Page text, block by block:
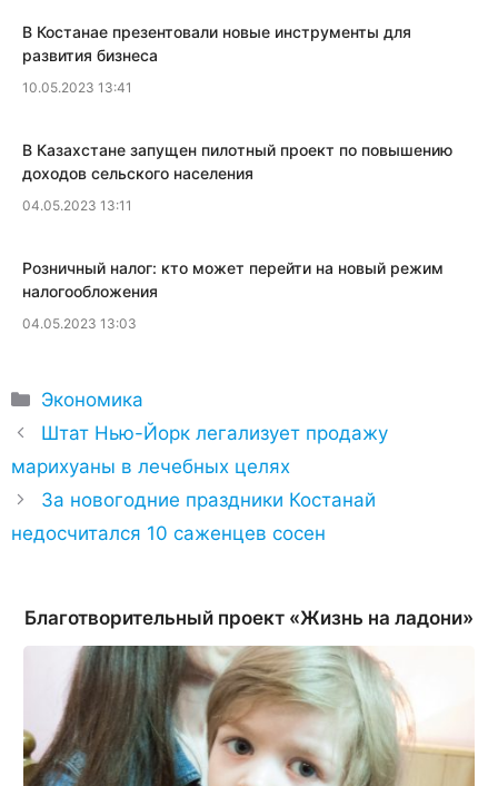
​В Костанае презентовали новые инструменты для
развития бизнеса
10.05.2023 13:41
В Казахстане запущен пилотный проект по повышению
доходов сельского населения
04.05.2023 13:11
​Розничный налог: кто может перейти на новый режим
налогообложения
04.05.2023 13:03
Рубрики
Экономика
Штат Нью-Йорк легализует продажу
марихуаны в лечебных целях
За новогодние праздники Костанай
недосчитался 10 саженцев сосен
Благотворительный проект «Жизнь на ладони»